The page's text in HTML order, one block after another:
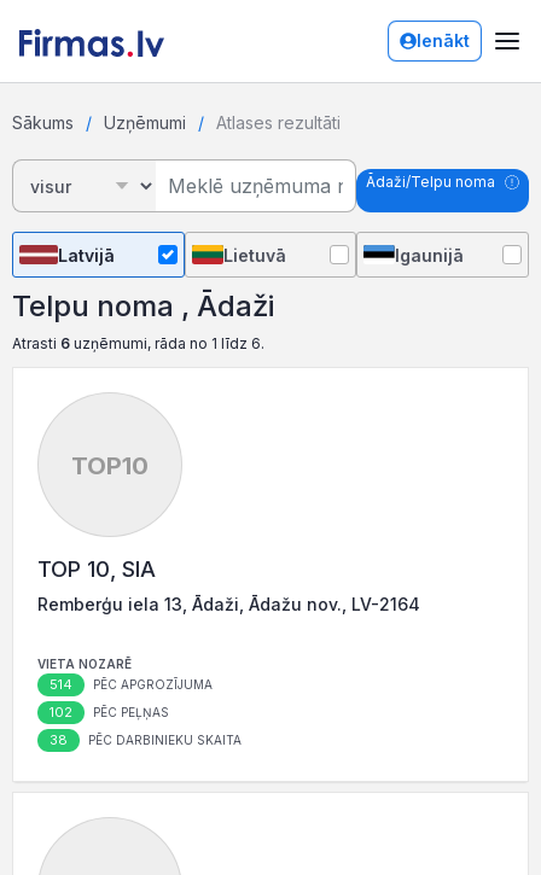
Ienākt
Sākums Uzņēmumi Atlases rezultāti
Ādaži/Telpu noma
Latvijā Lietuvā Igaunijā
Telpu noma , Ādaži
Atrasti 6 uzņēmumi, rāda no 1 līdz 6.
TOP10
TOP 10, SIA
Remberģu iela 13, Ādaži, Ādažu nov., LV-2164
VIETA NOZARĒ
514 PĒC APGROZĪJUMA
102 PĒC PEĻŅAS
38 PĒC DARBINIEKU SKAITA